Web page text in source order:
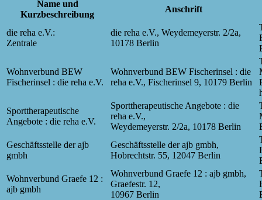
Name und
Kurzbeschreibung
Anschrift
die reha e.V.:
Zentrale
die reha e.V., Weydemeyerstr. 2/2a,
10178 Berlin
Wohnverbund BEW
Fischerinsel : die reha e.V.
Wohnverbund BEW Fischerinsel : die
reha e.V., Fischerinsel 9, 10179 Berlin
Sporttherapeutische
Angebote : die reha e.V.
Sporttherapeutische Angebote : die
reha e.V.,
Weydemeyerstr. 2/2a, 10178 Berlin
Geschäftsstelle der ajb
gmbh
Geschäftsstelle der ajb gmbh,
Hobrechtstr. 55, 12047 Berlin
Wohnverbund Graefe 12 :
ajb gmbh
Wohnverbund Graefe 12 : ajb gmbh,
Graefestr. 12,
10967 Berlin